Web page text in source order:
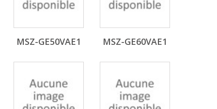
MSZ-GE50VAE1 MSZ-GE60VAE1